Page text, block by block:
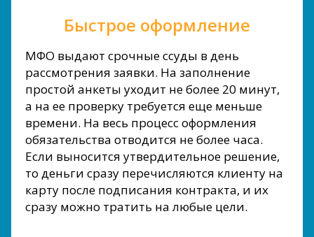
Быстрое оформление
МФО выдают срочные ссуды в день
рассмотрения заявки. На заполнение
простой анкеты уходит не более 20 минут,
а на ее проверку требуется еще меньше
времени. На весь процесс оформления
обязательства отводится не более часа.
Если выносится утвердительное решение,
то деньги сразу перечисляются клиенту на
карту после подписания контракта, и их
сразу можно тратить на любые цели.